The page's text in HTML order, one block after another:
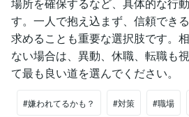
す。一人で抱え込まず、信頼でき
求めることも重要な選択肢です。
ない場合は、異動、休職、転職も
て最も良い道を選んでください。
#嫌われてるかも？ #対策 #職場